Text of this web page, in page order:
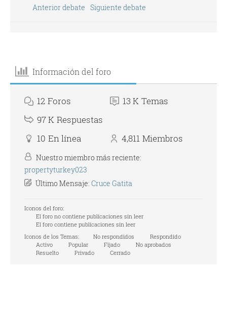
Anterior debate Siguiente debate
Información del foro
12 Foros 13 K Temas
97 K Respuestas
10 En línea 4,811 Miembros
Nuestro miembro más reciente:
propertyturkey023
Último Mensaje: Cruce Gatita
Iconos del foro:
El foro no contiene publicaciones sin leer
El foro contiene publicaciones sin leer
Iconos de los Temas:
No respondidos
Respondido
Activo
Popular Fijado
No aprobados
Resuelto
Privado Cerrado